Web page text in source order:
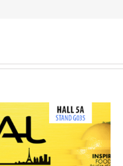
FOODEX JAPAN 2024 –